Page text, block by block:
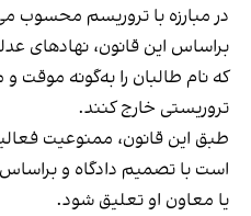
در مبارزه با تروریسم محسوب
براساس این قانون، نهادهای
که نام طالبان را به‌گونه
تروریستی خارج کنند.
طبق این قانون، ممنوعیت
است با تصمیم دادگاه و
یا معاون او تعلیق شود.